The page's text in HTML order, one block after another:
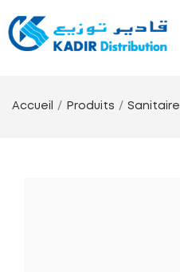
Accueil Produits Sanitaire